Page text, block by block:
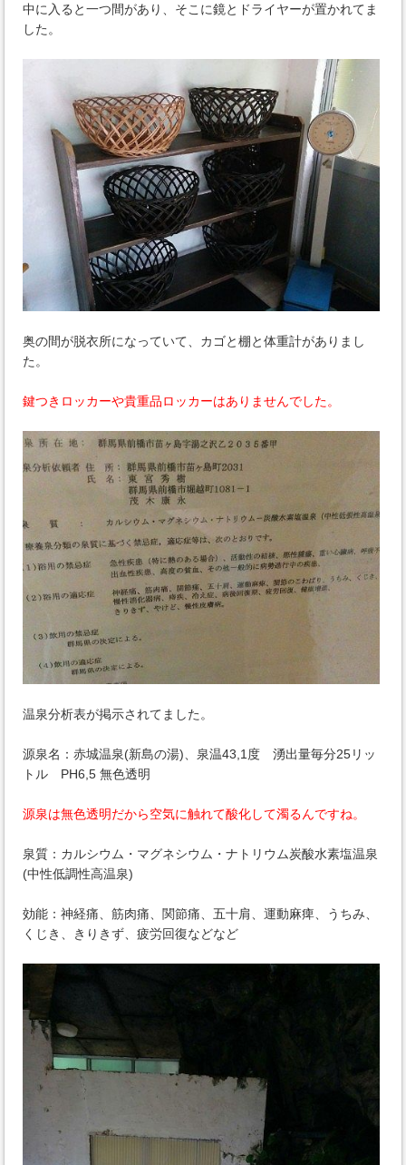
中に入ると一つ間があり、そこに鏡とドライヤーが置かれてま
した。
奥の間が脱衣所になっていて、カゴと棚と体重計がありまし
た。
鍵つきロッカーや貴重品ロッカーはありませんでした。
温泉分析表が掲示されてました。
源泉名：赤城温泉(新島の湯)、泉温43,1度 湧出量毎分25リッ
トル PH6,5 無色透明
源泉は無色透明だから空気に触れて酸化して濁るんですね。
泉質：カルシウム・マグネシウム・ナトリウム炭酸水素塩温泉
(中性低調性高温泉)
効能：神経痛、筋肉痛、関節痛、五十肩、運動麻痺、うちみ、
くじき、きりきず、疲労回復などなど